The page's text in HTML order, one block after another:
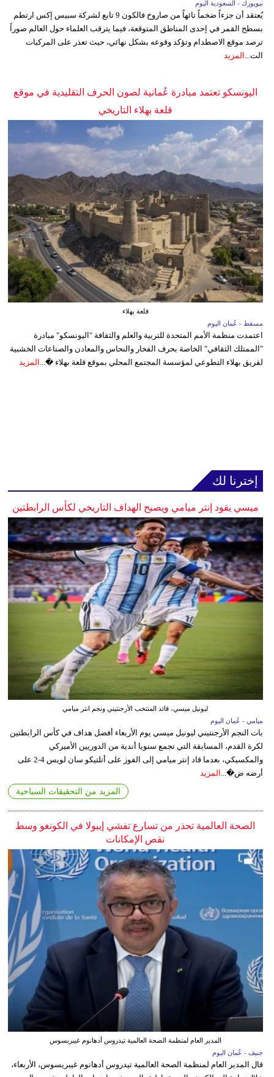
نيويورك - السعودية اليوم
يُعتقد أن جزءاً ضخماً تائهاً من صاروخ فالكون 9 تابع لشركة سبيس إكس ارتطم
بسطح القمر في إحدى المناطق المتوقعة، فيما يترقب العلماء حول العالم صوراً
ترصد موقع الاصطدام وتؤكد وقوعه بشكل نهائي، حيث تعذر على المركبات
الت... المزيد
اليونسكو تعتمد مبادرة عُمانية لصون الحرف التقليدية في موقع
قلعة بهلاء التاريخي
قلعة بهلاء
مسقط - عُمان اليوم
اعتمدت منظمة الأمم المتحدة للتربية والعلم والثقافة "اليونسكو" مبادرة
"الممتلك الثقافي" الخاصة بحرف الفخار والنحاس والمعادن والصناعات الخشبية
لفريق بهلاء التطوعي لمؤسسة المجتمع المحلي بموقع قلعة بهلاء �... المزيد
إخترنا لك
ميسي يقود إنتر ميامي ويصبح الهداف التاريخي لكأس الرابطتين
ليونيل ميسي، قائد المنتخب الأرجنتيني ونجم انتر ميامي
ميامي - عُمان اليوم
بات النجم الأرجنتيني ليونيل ميسي يوم الأربعاء أفضل هداف في كأس الرابطتين
لكرة القدم، المسابقة التي تجمع سنويا أندية من الدوريين الأميركي
والمكسيكي، بعدما قاد إنتر ميامي إلى الفوز على أتلتيكو سان لويس 4-2 على
أرضه ض�...
المزيد
المزيد من التحقيقات السياحية
الصحة العالمية تحذر من تسارع تفشي إيبولا في الكونغو وسط
نقص الإمكانات
المدير العام لمنظمة الصحة العالمية تيدروس أدهانوم غيبريسوس
جنيف - عُمان اليوم
قال المدير العام لمنظمة الصحة العالمية تيدروس أدهانوم غيبريسوس، الأربعاء،